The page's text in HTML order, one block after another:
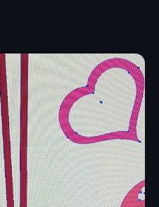
还有善意与宽容，前者是表
碰到这样的情况，走过去善
或者指引她找到厕所，而不是
低下的又一个证据，双方都需
而有意义的。文明不是表面
”意味着需要更广阔的胸怀和
发，并不否认当街便溺有伤风
”的立场来大肆攻击内地人
也大可不必骂对方做港农，
十步”都是同等幼稚。我们都
。这是整个华语文化所缺乏的
都处于其修远兮的漫漫长路